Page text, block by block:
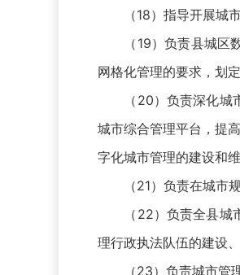
（18）指导开展城市
（19）负责县城区数
网格化管理的要求，划
（20）负责深化城市
城市综合管理平台，提
字化城市管理的建设和维
（21）负责在城市规
（22）负责全县城市
理行政执法队伍的建设
（23）负责城市管理